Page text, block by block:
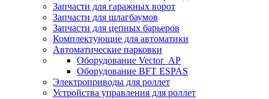
Запчасти для гаражных ворот
Запчасти для шлагбаумов
Запчасти для цепных барьеров
Комплектующие для автоматики
Автоматические парковки
Оборудование Vector_AP
Оборудование BFT ESPAS
Электроприводы для роллет
Устройства управления для роллет